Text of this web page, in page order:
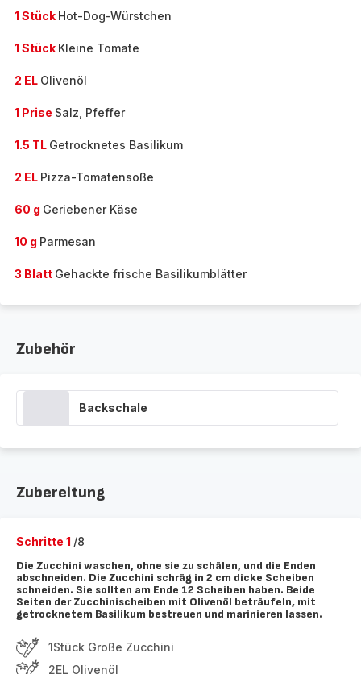
1 Stück Hot-Dog-Würstchen
1 Stück Kleine Tomate
2 EL Olivenöl
1 Prise Salz, Pfeffer
1.5 TL Getrocknetes Basilikum
2 EL Pizza-Tomatensoße
60 g Geriebener Käse
10 g Parmesan
3 Blatt Gehackte frische Basilikumblätter
Zubehör
Backschale
Zubereitung
Schritte 1 /8
Die Zucchini waschen, ohne sie zu schälen, und die Enden
abschneiden. Die Zucchini schräg in 2 cm dicke Scheiben
schneiden. Sie sollten am Ende 12 Scheiben haben. Beide
Seiten der Zucchinischeiben mit Olivenöl beträufeln, mit
getrocknetem Basilikum bestreuen und marinieren lassen.
1Stück Große Zucchini
2EL Olivenöl